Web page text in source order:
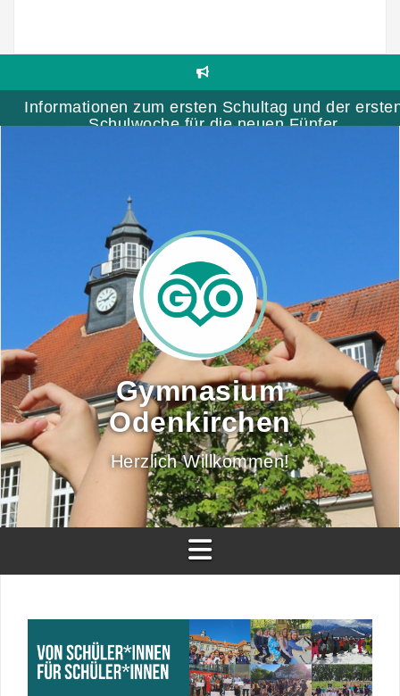
Informationen zum ersten Schultag und der
Schulwoche für die neuen Fünfer
Gymnasium
Odenkirchen
Herzlich Willkommen!